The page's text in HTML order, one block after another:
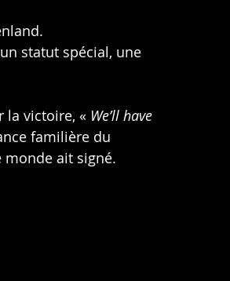
statut spécial, une
la victoire, « We’ll have
familière du
ait signé.